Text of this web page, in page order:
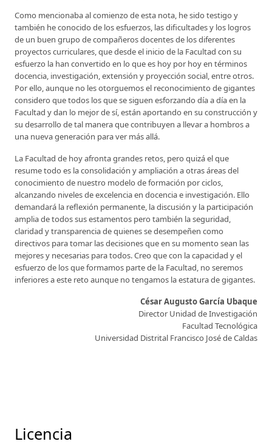
Como mencionaba al comienzo de esta nota, he sido testigo y
también he conocido de los esfuerzos, las dificultades y los logros
de un buen grupo de compañeros docentes de los diferentes
proyectos curriculares, que desde el inicio de la Facultad con su
esfuerzo la han convertido en lo que es hoy por hoy en términos
docencia, investigación, extensión y proyección social, entre otros.
Por ello, aunque no les otorguemos el reconocimiento de gigantes
considero que todos los que se siguen esforzando día a día en la
Facultad y dan lo mejor de sí, están aportando en su construcción y
su desarrollo de tal manera que contribuyen a llevar a hombros a
una nueva generación para ver más allá.
La Facultad de hoy afronta grandes retos, pero quizá el que
resume todo es la consolidación y ampliación a otras áreas del
conocimiento de nuestro modelo de formación por ciclos,
alcanzando niveles de excelencia en docencia e investigación. Ello
demandará la reflexión permanente, la discusión y la participación
amplia de todos sus estamentos pero también la seguridad,
claridad y transparencia de quienes se desempeñen como
directivos para tomar las decisiones que en su momento sean las
mejores y necesarias para todos. Creo que con la capacidad y el
esfuerzo de los que formamos parte de la Facultad, no seremos
inferiores a este reto aunque no tengamos la estatura de gigantes.
César Augusto García Ubaque
Director Unidad de Investigación
Facultad Tecnológica
Universidad Distrital Francisco José de Caldas
Licencia